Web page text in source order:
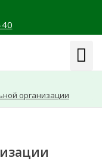
организации